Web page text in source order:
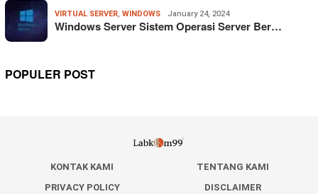
VIRTUAL SERVER, WINDOWS January 24, 2024
Windows Server Sistem Operasi Server Ber…
POPULER POST
KONTAK KAMI
TENTANG KAMI
PRIVACY POLICY
DISCLAIMER